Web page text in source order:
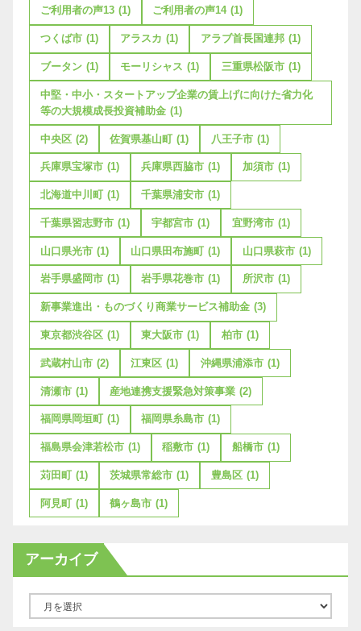
ご利用者の声13 (1) ご利用者の声14 (1)
つくば市 (1) アラスカ (1) アラブ首長国連邦 (1)
ブータン (1) モーリシャス (1) 三重県松阪市 (1)
中堅・中小・スタートアップ企業の賃上げに向けた省力化
等の大規模成長投資補助金 (1)
中央区 (2) 佐賀県基山町 (1) 八王子市 (1)
兵庫県宝塚市 (1) 兵庫県西脇市 (1) 加須市 (1)
北海道中川町 (1) 千葉県浦安市 (1)
千葉県習志野市 (1) 宇都宮市 (1) 宜野湾市 (1)
山口県光市 (1) 山口県田布施町 (1) 山口県萩市 (1)
岩手県盛岡市 (1) 岩手県花巻市 (1) 所沢市 (1)
新事業進出・ものづくり商業サービス補助金 (3)
東京都渋谷区 (1) 東大阪市 (1) 柏市 (1)
武蔵村山市 (2) 江東区 (1) 沖縄県浦添市 (1)
清瀬市 (1) 産地連携支援緊急対策事業 (2)
福岡県岡垣町 (1) 福岡県糸島市 (1)
福島県会津若松市 (1) 稲敷市 (1) 船橋市 (1)
苅田町 (1) 茨城県常総市 (1) 豊島区 (1)
阿見町 (1) 鶴ヶ島市 (1)
アーカイブ